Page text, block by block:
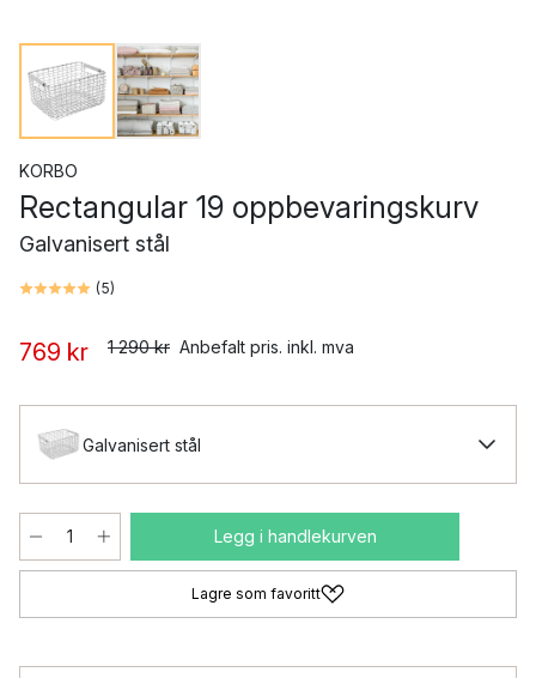
KORBO
Rectangular 19 oppbevaringskurv
Galvanisert stål
(5)
769 kr 1 290 kr Anbefalt pris. inkl. mva
Galvanisert stål
Legg i handlekurven
Lagre som favoritt